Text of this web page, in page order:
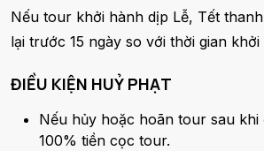
Nếu tour khởi hành dịp Lễ, Tết
lại trước 15 ngày so với thời gian khởi
ĐIỀU KIỆN HUỶ PHẠT
Nếu hủy hoặc hoãn tour sau khi
100% tiền cọc tour.